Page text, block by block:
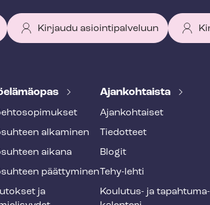
Kirjaudu asiointipalveluun
alkaminen
aikana
päättyminen
ja
Ajankohtaista
Ajankohtaiset
Tiedotteet
Blogit
Tehy-lehti
Koulutus- ja ta­pah­tu­ma­